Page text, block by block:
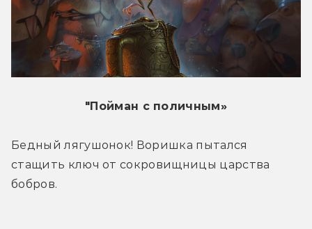
"Пойман с поличным»
Бедный лягушонок! Воришка пытался
стащить ключ от сокровищницы царства
бобров.